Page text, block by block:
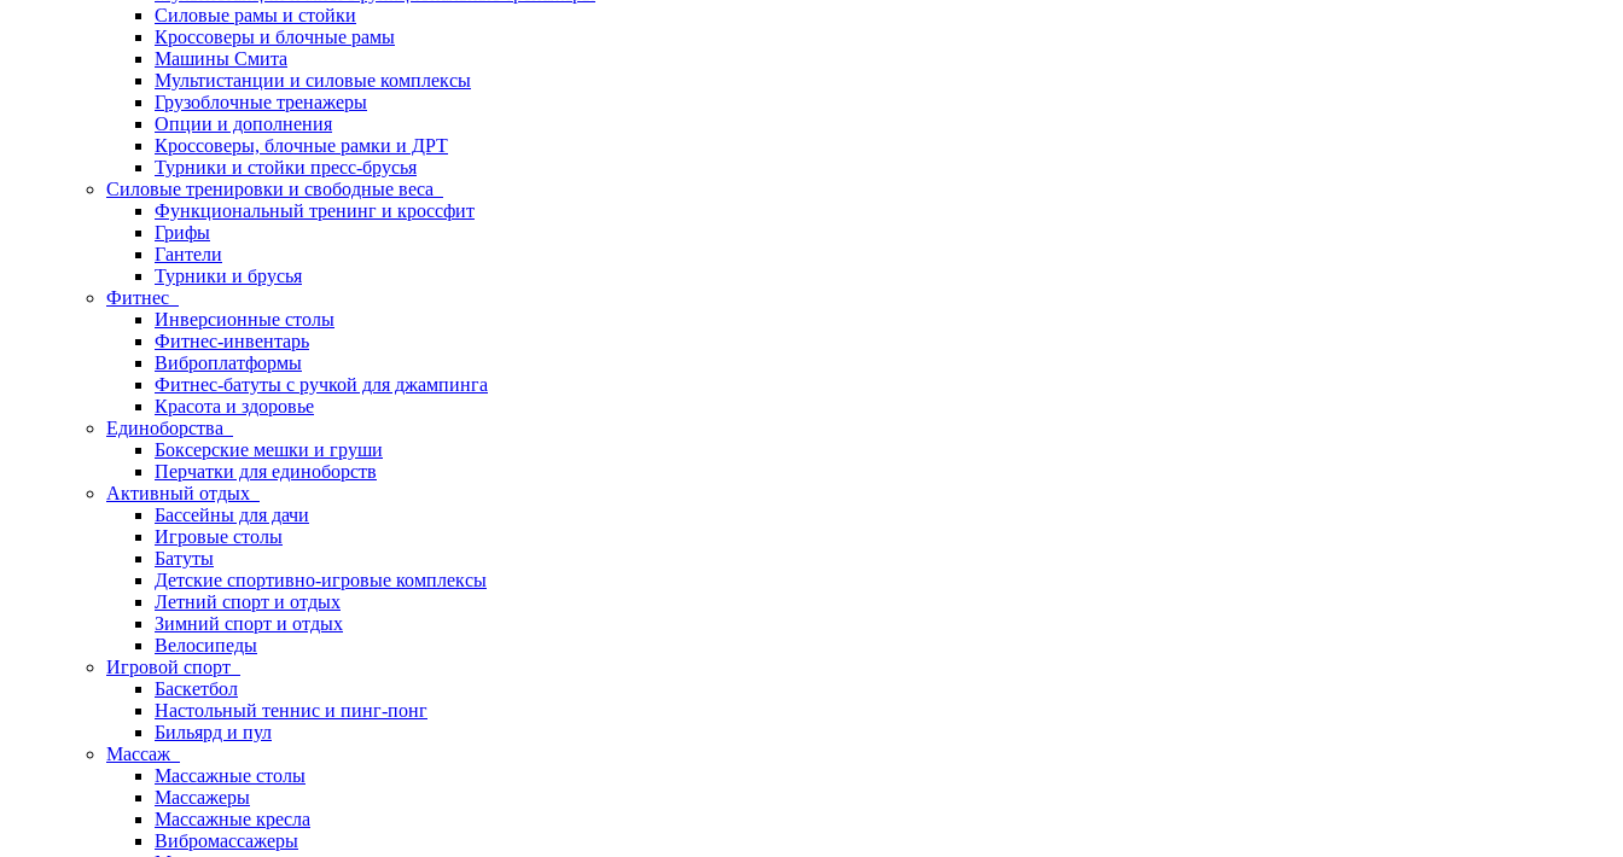
Силовые рамы и стойки
Кроссоверы и блочные рамы
Машины Смита
Мультистанции и силовые комплексы
Грузоблочные тренажеры
Опции и дополнения
Кроссоверы, блочные рамки и ДРТ
Турники и стойки пресс-брусья
Силовые тренировки и свободные веса
Функциональный тренинг и кроссфит
Грифы
Гантели
Турники и брусья
Фитнес
Инверсионные столы
Фитнес-инвентарь
Виброплатформы
Фитнес-батуты с ручкой для джампинга
Красота и здоровье
Единоборства
Боксерские мешки и груши
Перчатки для единоборств
Активный отдых
Бассейны для дачи
Игровые столы
Батуты
Детские спортивно-игровые комплексы
Летний спорт и отдых
Зимний спорт и отдых
Велосипеды
Игровой спорт
Баскетбол
Настольный теннис и пинг-понг
Бильярд и пул
Массаж
Массажные столы
Массажеры
Массажные кресла
Вибромассажеры